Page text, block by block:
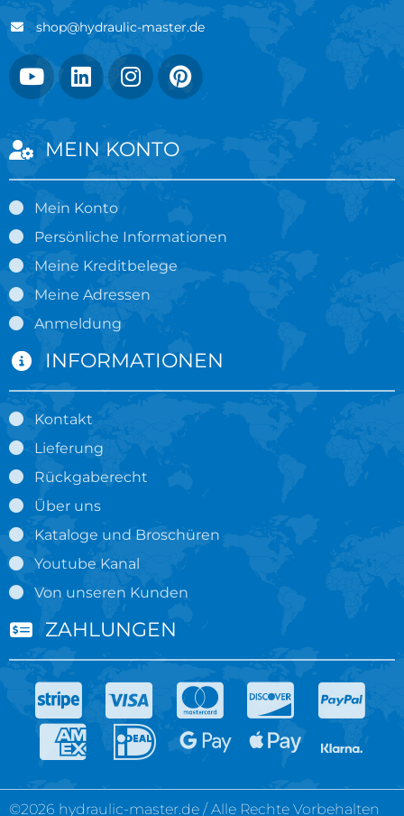
shop@hydraulic-master.de
MEIN KONTO
Mein Konto
Persönliche Informationen
Meine Kreditbelege
Meine Adressen
Anmeldung
INFORMATIONEN
Kontakt
Lieferung
Rückgaberecht
Über uns
Kataloge und Broschüren
Youtube Kanal
Von unseren Kunden
ZAHLUNGEN
©2026 hydraulic-master.de / Alle Rechte Vorbehalten